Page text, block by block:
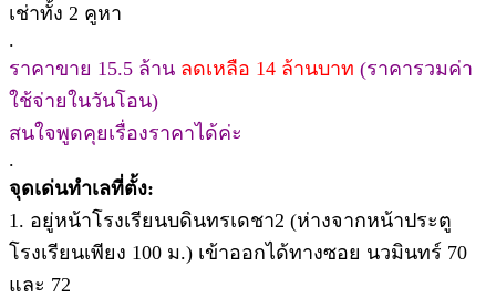
เช่าทั้ง 2 คูหา
.
ราคาขาย 15.5 ล้าน ลดเหลือ 14 ล้านบาท (ราคารวมค่า
ใช้จ่ายในวันโอน)
สนใจพูดคุยเรื่องราคาได้ค่ะ
.
จุดเด่นทำเลที่ตั้ง:
1. อยู่หน้าโรงเรียนบดินทรเดชา2 (ห่างจากหน้าประตู
โรงเรียนเพียง 100 ม.) เข้าออกได้ทางซอย นวมินทร์ 70
และ 72